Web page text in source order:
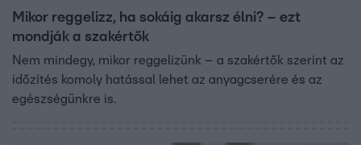
Mikor reggelizz, ha sokáig akarsz élni? – ezt
mondják a szakértők
Nem mindegy, mikor reggelizünk – a szakértők szerint az
időzítés komoly hatással lehet az anyagcserére és az
egészségünkre is.